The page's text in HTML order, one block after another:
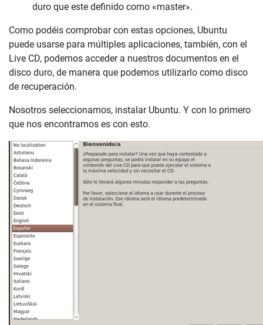
duro que este definido como «master».
Como podéis comprobar con estas opciones, Ubuntu
puede usarse para múltiples aplicaciones, también, con el
Live CD, podemos acceder a nuestros documentos en el
disco duro, de manera que podemos utilizarlo como disco
de recuperación.
Nosotros seleccionamos, instalar Ubuntu. Y con lo primero
que nos encontramos es con esto.